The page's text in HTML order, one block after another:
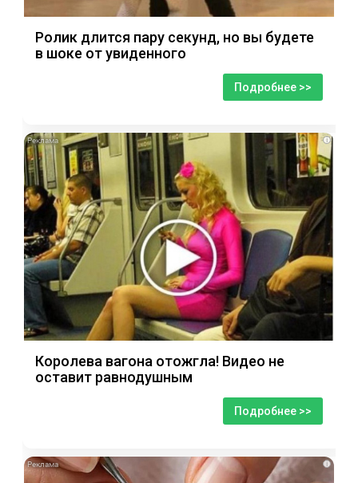
Ролик длится пару секунд, но вы будете
в шоке от увиденного
Подробнее >>
i
Королева вагона отожгла! Видео не
оставит равнодушным
Подробнее >>
i